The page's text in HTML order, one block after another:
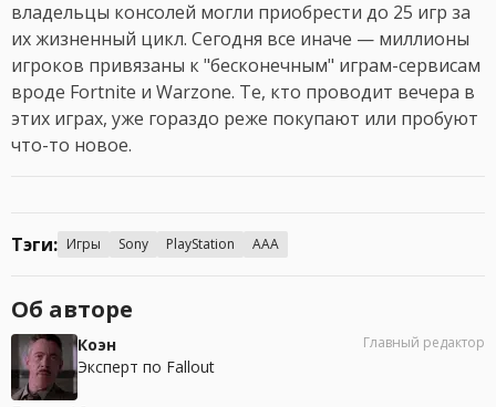
владельцы консолей могли приобрести до 25 игр за
их жизненный цикл. Сегодня все иначе — миллионы
игроков привязаны к "бесконечным" играм-сервисам
вроде Fortnite и Warzone. Те, кто проводит вечера в
этих играх, уже гораздо реже покупают или пробуют
что-то новое.
Тэги: Игры Sony PlayStation AAA
Об авторе
Коэн
Эксперт по Fallout
Главный редактор